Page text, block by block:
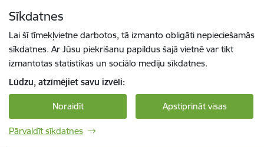
Sīkdatnes
Lai šī tīmekļvietne darbotos, tā izmanto obligāti nepieciešamās
sīkdatnes. Ar Jūsu piekrišanu papildus šajā vietnē var tikt
izmantotas statistikas un sociālo mediju sīkdatnes.
Lūdzu, atzīmējiet savu izvēli:
Noraidīt Apstiprināt visas
Pārvaldīt sīkdatnes